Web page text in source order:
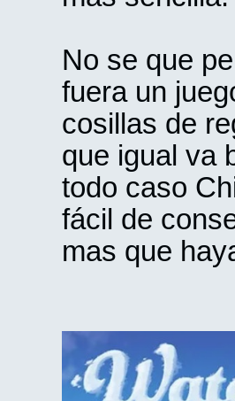
No se que
fuera un
cosillas de
que igual va
todo caso
fácil de
mas que